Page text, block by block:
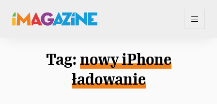
Tag: nowy iPhone
ładowanie